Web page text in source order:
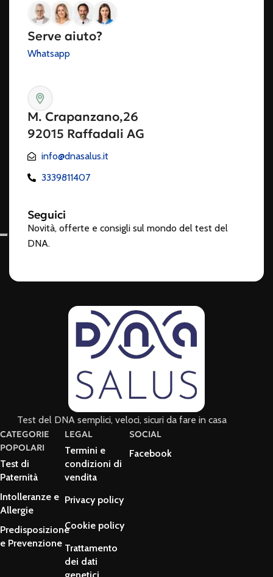
Serve aiuto?
Whatsapp
M. Crapanzano,26
92015 Raffadali AG
info@dnasalus.it
3339811407
Seguici
Novità, offerte e consigli sul mondo del test del
DNA.
Test del DNA semplici, veloci, sicuri da fare in casa
CATEGORIE
POPOLARI
Test di
Paternità
Intolleranze e
Allergie
Predisposizione
e Prevenzione
LEGAL
Termini e
condizioni di
vendita
Privacy policy
Cookie policy
Trattamento
dei dati
SOCIAL
Facebook